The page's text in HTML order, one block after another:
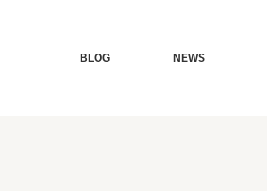
BLOG NEWS